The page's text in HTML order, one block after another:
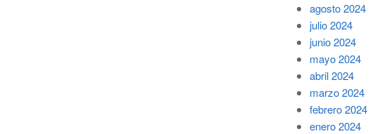
agosto 2024
julio 2024
junio 2024
mayo 2024
abril 2024
marzo 2024
febrero 2024
enero 2024